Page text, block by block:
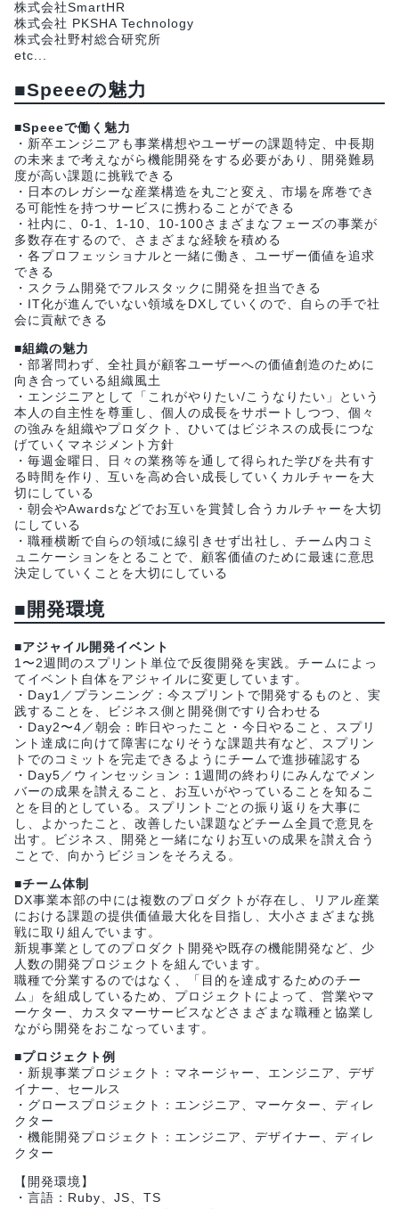
株式会社SmartHR
株式会社 PKSHA Technology
株式会社野村総合研究所
etc...
■Speeeの魅力
■Speeeで働く魅力
・新卒エンジニアも事業構想やユーザーの課題特定、中長期
の未来まで考えながら機能開発をする必要があり、開発難易
度が高い課題に挑戦できる
・日本のレガシーな産業構造を丸ごと変え、市場を席巻でき
る可能性を持つサービスに携わることができる
・社内に、0-1、1-10、10-100さまざまなフェーズの事業が
多数存在するので、さまざまな経験を積める
・各プロフェッショナルと一緒に働き、ユーザー価値を追求
できる
・スクラム開発でフルスタックに開発を担当できる
・IT化が進んでいない領域をDXしていくので、自らの手で社
会に貢献できる
■組織の魅力
・部署問わず、全社員が顧客ユーザーへの価値創造のために
向き合っている組織風土
・エンジニアとして「これがやりたい/こうなりたい」という
本人の自主性を尊重し、個人の成長をサポートしつつ、個々
の強みを組織やプロダクト、ひいてはビジネスの成長につな
げていくマネジメント方針
・毎週金曜日、日々の業務等を通して得られた学びを共有す
る時間を作り、互いを高め合い成長していくカルチャーを大
切にしている
・朝会やAwardsなどでお互いを賞賛し合うカルチャーを大切
にしている
・職種横断で自らの領域に線引きせず出社し、チーム内コミ
ュニケーションをとることで、顧客価値のために最速に意思
決定していくことを大切にしている
■開発環境
■アジャイル開発イベント
1〜2週間のスプリント単位で反復開発を実践。チームによっ
てイベント自体をアジャイルに変更しています。
・Day1／プランニング：今スプリントで開発するものと、実
践することを、ビジネス側と開発側ですり合わせる
・Day2〜4／朝会：昨日やったこと・今日やること、スプリ
ント達成に向けて障害になりそうな課題共有など、スプリン
トでのコミットを完走できるようにチームで進捗確認する
・Day5／ウィンセッション：1週間の終わりにみんなでメン
バーの成果を讃えること、お互いがやっていることを知るこ
とを目的としている。スプリントごとの振り返りを大事に
し、よかったこと、改善したい課題などチーム全員で意見を
出す。ビジネス、開発と一緒になりお互いの成果を讃え合う
ことで、向かうビジョンをそろえる。
■チーム体制
DX事業本部の中には複数のプロダクトが存在し、リアル産業
における課題の提供価値最大化を目指し、大小さまざまな挑
戦に取り組んでいます。
新規事業としてのプロダクト開発や既存の機能開発など、少
人数の開発プロジェクトを組んでいます。
職種で分業するのではなく、「目的を達成するためのチー
ム」を組成しているため、プロジェクトによって、営業やマ
ーケター、カスタマーサービスなどさまざまな職種と協業し
ながら開発をおこなっています。
■プロジェクト例
・新規事業プロジェクト：マネージャー、エンジニア、デザ
イナー、セールス
・グロースプロジェクト：エンジニア、マーケター、ディレ
クター
・機能開発プロジェクト：エンジニア、デザイナー、ディレ
クター
【開発環境】
・言語：Ruby、JS、TS